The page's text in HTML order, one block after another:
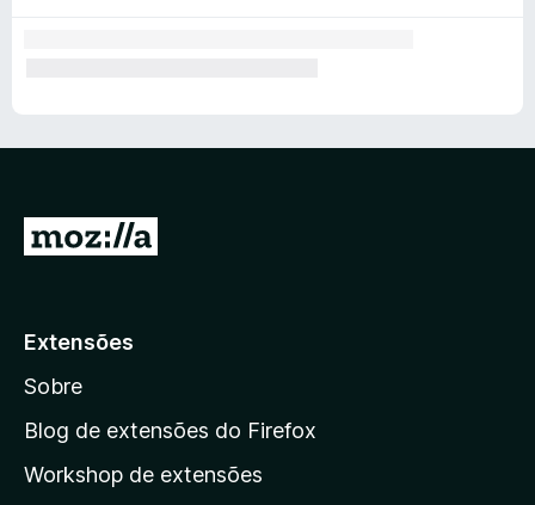
a
a
a
á
Extensões
Sobre
Blog de extensões do Firefox
Workshop de extensões